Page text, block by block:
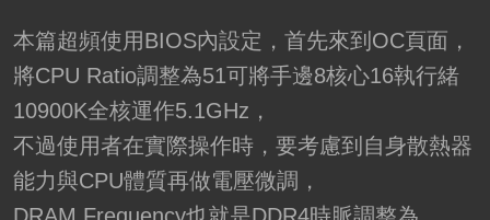
本篇超頻使用BIOS內設定，首先來到OC頁面，
將CPU Ratio調整為51可將手邊8核心16執行緒
10900K全核運作5.1GHz，
不過使用者在實際操作時，要考慮到自身散熱器
能力與CPU體質再做電壓微調，